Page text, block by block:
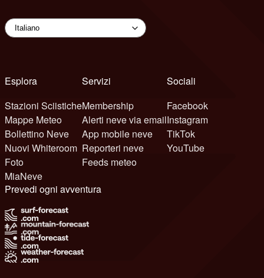
Esplora
Stazioni Sciistiche
Mappe Meteo
Bollettino Neve
Nuovi Whiteroom
Foto
MiaNeve
Servizi
Membership
Alerti neve via email
App mobile neve
Reporteri neve
Feeds meteo
Sociali
Facebook
Instagram
TikTok
YouTube
Prevedi ogni avventura